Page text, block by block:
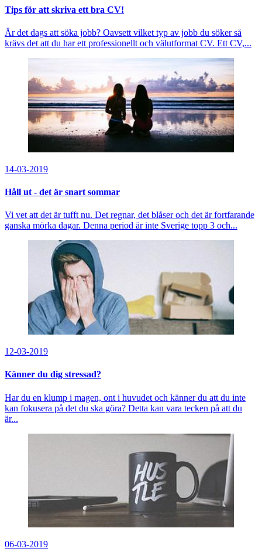
Tips för att skriva ett bra CV!
Är det dags att söka jobb? Oavsett vilket typ av jobb du söker så
krävs det att du har ett professionellt och välutformat CV. Ett CV,...
14-03-2019
Håll ut - det är snart sommar
Vi vet att det är tufft nu. Det regnar, det blåser och det är fortfarande
ganska mörka dagar. Denna period är inte Sverige topp 3 och...
12-03-2019
Känner du dig stressad?
Har du en klump i magen, ont i huvudet och känner du att du inte
kan fokusera på det du ska göra? Detta kan vara tecken på att du
är...
06-03-2019